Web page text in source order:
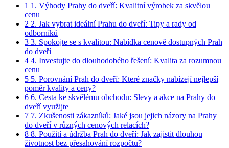
1 1. Výhody Prahy do dveří: Kvalitní výrobek za skvělou
cenu
2 2. Jak vybrat ideální Prahu do dveří: Tipy a rady od
odborníků
3 3. Spokojte se s kvalitou: Nabídka cenově dostupných Prah
do dveří
4 4. Investujte do dlouhodobého řešení: Kvalita za rozumnou
cenu
5 5. Porovnání Prah do dveří: Které značky nabízejí nejlepší
poměr kvality a ceny?
6 6. Cesta ke skvělému obchodu: Slevy a akce na Prahy do
dveří využijte
7 7. Zkušenosti zákazníků: Jaké jsou jejich názory na Prahy
do dveří v různých cenových relacích?
8 8. Použití a údržba Prah do dveří: Jak zajistit dlouhou
životnost bez přesahování rozpočtu?